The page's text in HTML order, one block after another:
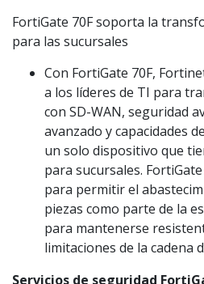
FortiGate 70F soporta la
para las sucursales
Con FortiGate 70F,
a los líderes de TI para
con SD-WAN, seguridad
avanzado y capacidades
un solo dispositivo que
para sucursales.
para permitir el
piezas como parte de la
para mantenerse
limitaciones de la cadena
Servicios de seguridad